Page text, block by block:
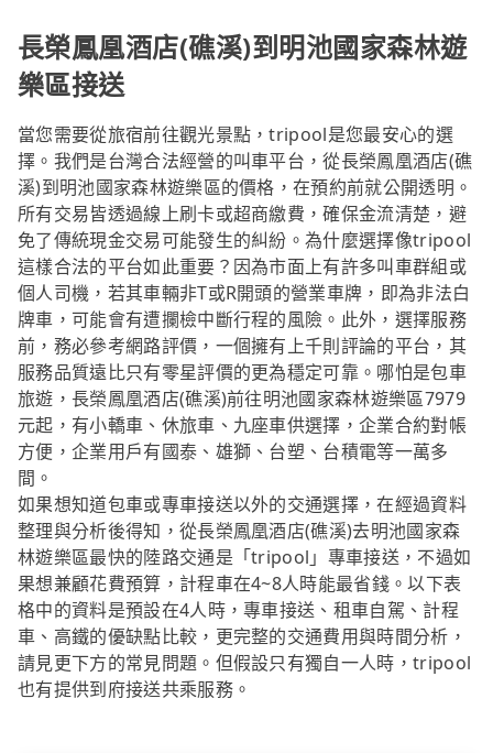
長榮鳳凰酒店(礁溪)到明池國家森林遊
樂區接送
當您需要從旅宿前往觀光景點，tripool是您最安心的選
擇。我們是台灣合法經營的叫車平台，從長榮鳳凰酒店(礁
溪)到明池國家森林遊樂區的價格，在預約前就公開透明。
所有交易皆透過線上刷卡或超商繳費，確保金流清楚，避
免了傳統現金交易可能發生的糾紛。為什麼選擇像tripool
這樣合法的平台如此重要？因為市面上有許多叫車群組或
個人司機，若其車輛非T或R開頭的營業車牌，即為非法白
牌車，可能會有遭攔檢中斷行程的風險。此外，選擇服務
前，務必參考網路評價，一個擁有上千則評論的平台，其
服務品質遠比只有零星評價的更為穩定可靠。哪怕是包車
旅遊，長榮鳳凰酒店(礁溪)前往明池國家森林遊樂區7979
元起，有小轎車、休旅車、九座車供選擇，企業合約對帳
方便，企業用戶有國泰、雄獅、台塑、台積電等一萬多
間。
如果想知道包車或專車接送以外的交通選擇，在經過資料
整理與分析後得知，從長榮鳳凰酒店(礁溪)去明池國家森
林遊樂區最快的陸路交通是「tripool」專車接送，不過如
果想兼顧花費預算，計程車在4~8人時能最省錢。以下表
格中的資料是預設在4人時，專車接送、租車自駕、計程
車、高鐵的優缺點比較，更完整的交通費用與時間分析，
請見更下方的常見問題。但假設只有獨自一人時，tripool
也有提供到府接送共乘服務。